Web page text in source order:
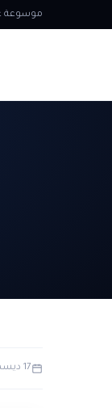
موسوعة
17 ديسمبر 2019